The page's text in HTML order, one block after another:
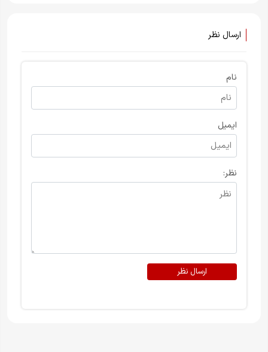
ارسال نظر
نام
ایمیل
نظر:
ارسال نظر